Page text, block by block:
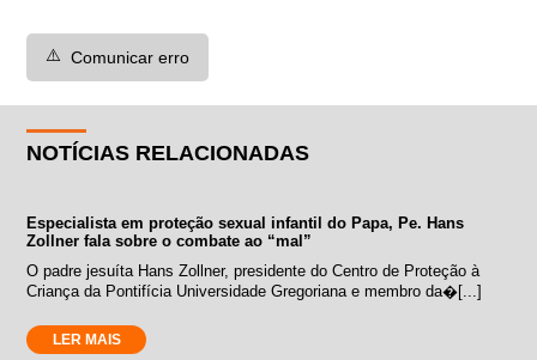
⚠️ Comunicar erro
NOTÍCIAS RELACIONADAS
Especialista em proteção sexual infantil do Papa, Pe. Hans
Zollner fala sobre o combate ao “mal”
O padre jesuíta Hans Zollner, presidente do Centro de Proteção à
Criança da Pontifícia Universidade Gregoriana e membro da�[...]
LER MAIS